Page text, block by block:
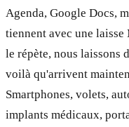
Agenda, Google Docs,
tiennent avec une
le répète, nous laissons
voilà qu'arrivent
Smartphones, volets,
implants médicaux,